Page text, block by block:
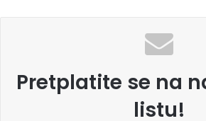
Pretplatite se na
listu!